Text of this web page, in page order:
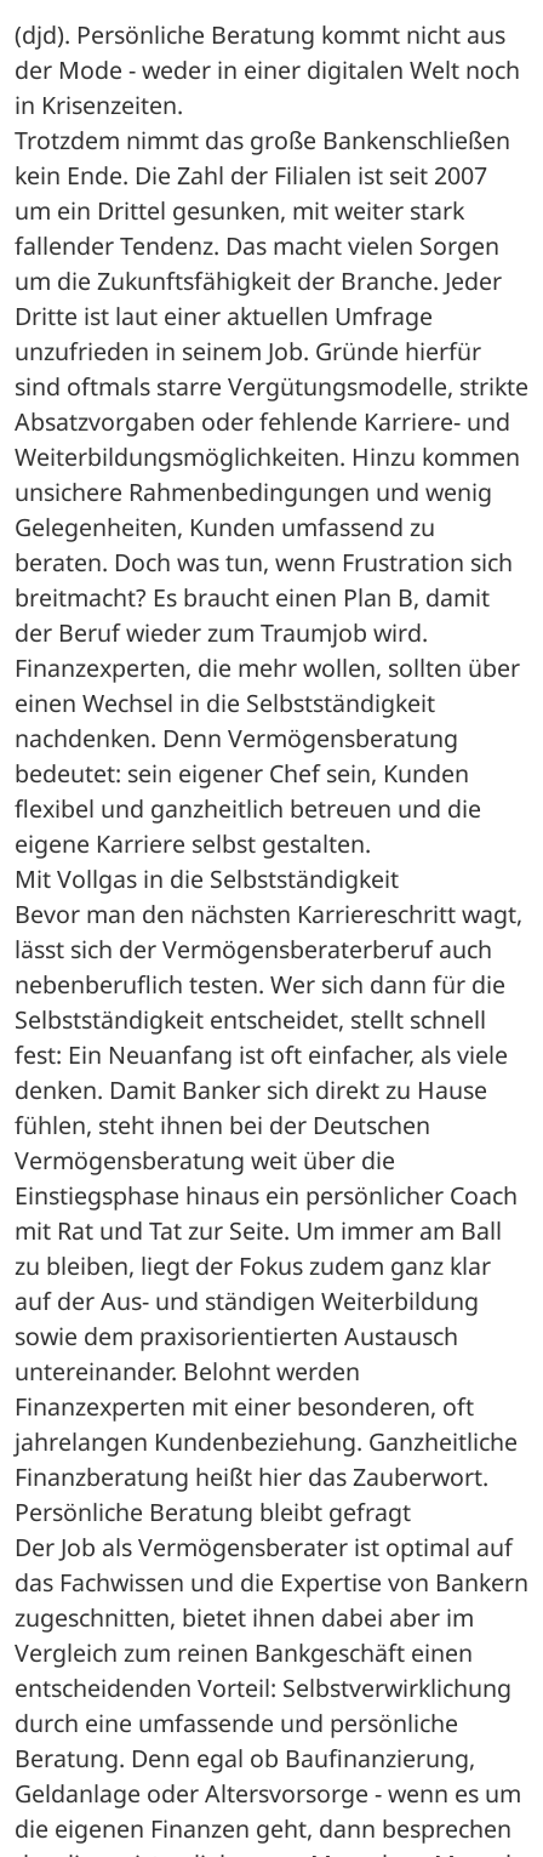
(djd). Persönliche Beratung kommt nicht aus
der Mode - weder in einer digitalen Welt noch
in Krisenzeiten.
Trotzdem nimmt das große Bankenschließen
kein Ende. Die Zahl der Filialen ist seit 2007
um ein Drittel gesunken, mit weiter stark
fallender Tendenz. Das macht vielen Sorgen
um die Zukunftsfähigkeit der Branche. Jeder
Dritte ist laut einer aktuellen Umfrage
unzufrieden in seinem Job. Gründe hierfür
sind oftmals starre Vergütungsmodelle, strikte
Absatzvorgaben oder fehlende Karriere- und
Weiterbildungsmöglichkeiten. Hinzu kommen
unsichere Rahmenbedingungen und wenig
Gelegenheiten, Kunden umfassend zu
beraten. Doch was tun, wenn Frustration sich
breitmacht? Es braucht einen Plan B, damit
der Beruf wieder zum Traumjob wird.
Finanzexperten, die mehr wollen, sollten über
einen Wechsel in die Selbstständigkeit
nachdenken. Denn Vermögensberatung
bedeutet: sein eigener Chef sein, Kunden
flexibel und ganzheitlich betreuen und die
eigene Karriere selbst gestalten.
Mit Vollgas in die Selbstständigkeit
Bevor man den nächsten Karriereschritt wagt,
lässt sich der Vermögensberaterberuf auch
nebenberuflich testen. Wer sich dann für die
Selbstständigkeit entscheidet, stellt schnell
fest: Ein Neuanfang ist oft einfacher, als viele
denken. Damit Banker sich direkt zu Hause
fühlen, steht ihnen bei der Deutschen
Vermögensberatung weit über die
Einstiegsphase hinaus ein persönlicher Coach
mit Rat und Tat zur Seite. Um immer am Ball
zu bleiben, liegt der Fokus zudem ganz klar
auf der Aus- und ständigen Weiterbildung
sowie dem praxisorientierten Austausch
untereinander. Belohnt werden
Finanzexperten mit einer besonderen, oft
jahrelangen Kundenbeziehung. Ganzheitliche
Finanzberatung heißt hier das Zauberwort.
Persönliche Beratung bleibt gefragt
Der Job als Vermögensberater ist optimal auf
das Fachwissen und die Expertise von Bankern
zugeschnitten, bietet ihnen dabei aber im
Vergleich zum reinen Bankgeschäft einen
entscheidenden Vorteil: Selbstverwirklichung
durch eine umfassende und persönliche
Beratung. Denn egal ob Baufinanzierung,
Geldanlage oder Altersvorsorge - wenn es um
die eigenen Finanzen geht, dann besprechen